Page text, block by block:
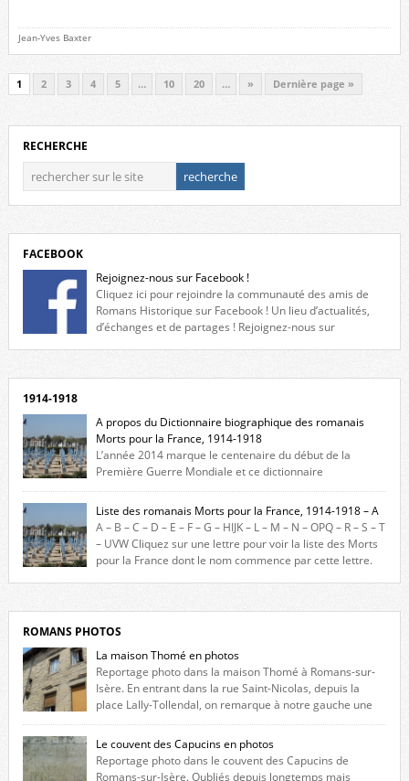
Jean-Yves Baxter
1 2 3 4 5 … 10 20 … » Dernière page »
RECHERCHE
FACEBOOK
Rejoignez-nous sur Facebook !
Cliquez ici pour rejoindre la communauté des amis de
Romans Historique sur Facebook ! Un lieu d’actualités,
d’échanges et de partages ! Rejoignez-nous sur
1914-1918
A propos du Dictionnaire biographique des romanais
Morts pour la France, 1914-1918
L’année 2014 marque le centenaire du début de la
Première Guerre Mondiale et ce dictionnaire
biographique veut rendre hommage aux romanais Morts pour la
France durant ce conflit. La base de cette recherche historique est
constituée des noms gravés sur les plaques commémoratives de
l’Hôtel de Ville, du lycée du Dauphiné et du lycée Triboulet, […]
Liste des romanais Morts pour la France, 1914-1918 – A
A – B – C – D – E – F – G – HIJK – L – M – N – OPQ – R – S – T
– UVW Cliquez sur une lettre pour voir la liste des Morts
pour la France dont le nom commence par cette lettre.
ROMANS PHOTOS
La maison Thomé en photos
Reportage photo dans la maison Thomé à Romans-sur-
Isère. En entrant dans la rue Saint-Nicolas, depuis la
place Lally-Tollendal, on remarque à notre gauche une
maison construite au XVIè siècle. Les deux façades sont ornées de
fenêtres jumelles à meneaux. Entre ces deux étages, on peut voir une
niche qui contient une statue de la Vierge. […]
Le couvent des Capucins en photos
Reportage photo dans le couvent des Capucins de
Romans-sur-Isère. Oubliés depuis longtemps mais